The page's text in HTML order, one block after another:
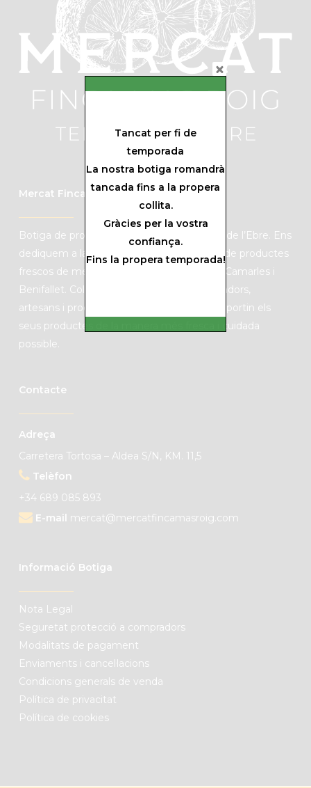
Mercat Finca Mas Roig
Botiga de productes de KM0
de les Terres de l’Ebre. Ens
dediquem a la producció de cítrics i venda de productes
frescos de mercat amb finques situades a Camarles i
Benifallet. Col·laborem amb pagesos, pescadors,
artesans i productors locals per a que ens aportin els
seus productes de la manera més fresca i cuidada
possible.
Contacte
Adreça
Carretera Tortosa – Aldea S/N, KM. 11,5
Telèfon
+34 689 085 893
E-mail mercat@mercatfincamasroig.com
Informació Botiga
Nota Legal
Seguretat protecció a compradors
Modalitats de pagament
Enviaments i cancel·lacions
Condicions generals de venda
Política de privacitat
Política de cookies
Tancat per fi de
temporada
La nostra botiga romandrà
tancada fins a la propera
collita.
Gràcies per la vostra
confiança.
Fins la propera temporada!